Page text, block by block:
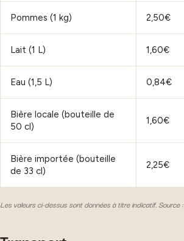
Pommes (1 kg) 2,50€
Lait (1 L) 1,60€
Eau (1,5 L) 0,84€
Bière locale (bouteille de
50 cl)
1,60€
Bière importée (bouteille
de 33 cl)
2,25€
Les valeurs ci-dessus sont données à titre indicatif. Source :